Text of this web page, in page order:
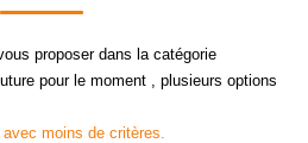
Plus de critères
proposer dans la catégorie
pour le moment , plusieurs options
moins de critères.